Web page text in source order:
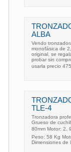
ALBA
Vendo
monofásica de
original, se
probar sin
usarla precio 475
TLE-4
Tronzadora
Grueso de
80mm Motor: 2,
Peso: 58 Kg
Dimensiones de